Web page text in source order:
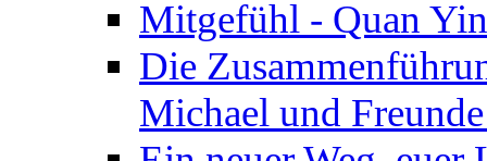
Mitgefühl - Quan
Die
Michael und